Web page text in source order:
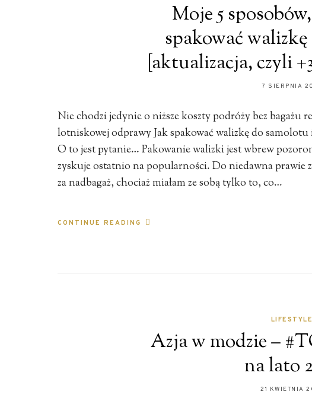
Moje 5
spakować
[aktualizacja, czyli
7 SIERPNIA
Nie chodzi jedynie o niższe koszty podróży bez bagażu
lotniskowej odprawy Jak spakować walizkę do samolotu
O to jest pytanie… Pakowanie walizki jest wbrew
zyskuje ostatnio na popularności. Do niedawna prawie
za nadbagaż, chociaż miałam ze sobą tylko to, co…
CONTINUE READING
LIFESTYLE
Azja w modzie –
na lato
21 KWIETNIA